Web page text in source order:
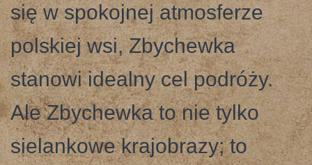
się w spokojnej atmosferze
polskiej wsi, Zbychewka
stanowi idealny cel podróży.
Ale Zbychewka to nie tylko
sielankowe krajobrazy; to